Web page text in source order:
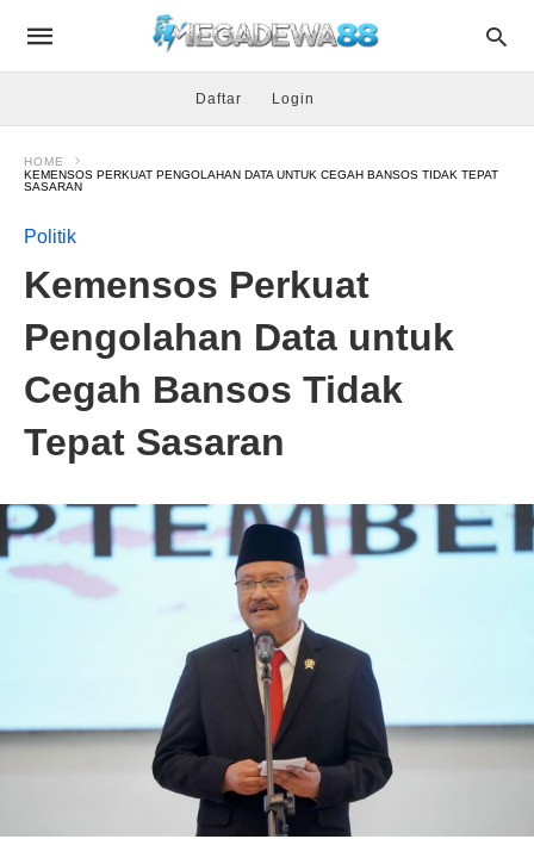
Daftar Login
HOME
KEMENSOS PERKUAT PENGOLAHAN DATA UNTUK CEGAH BANSOS TIDAK TEPAT
SASARAN
Politik
Kemensos Perkuat
Pengolahan Data untuk
Cegah Bansos Tidak
Tepat Sasaran